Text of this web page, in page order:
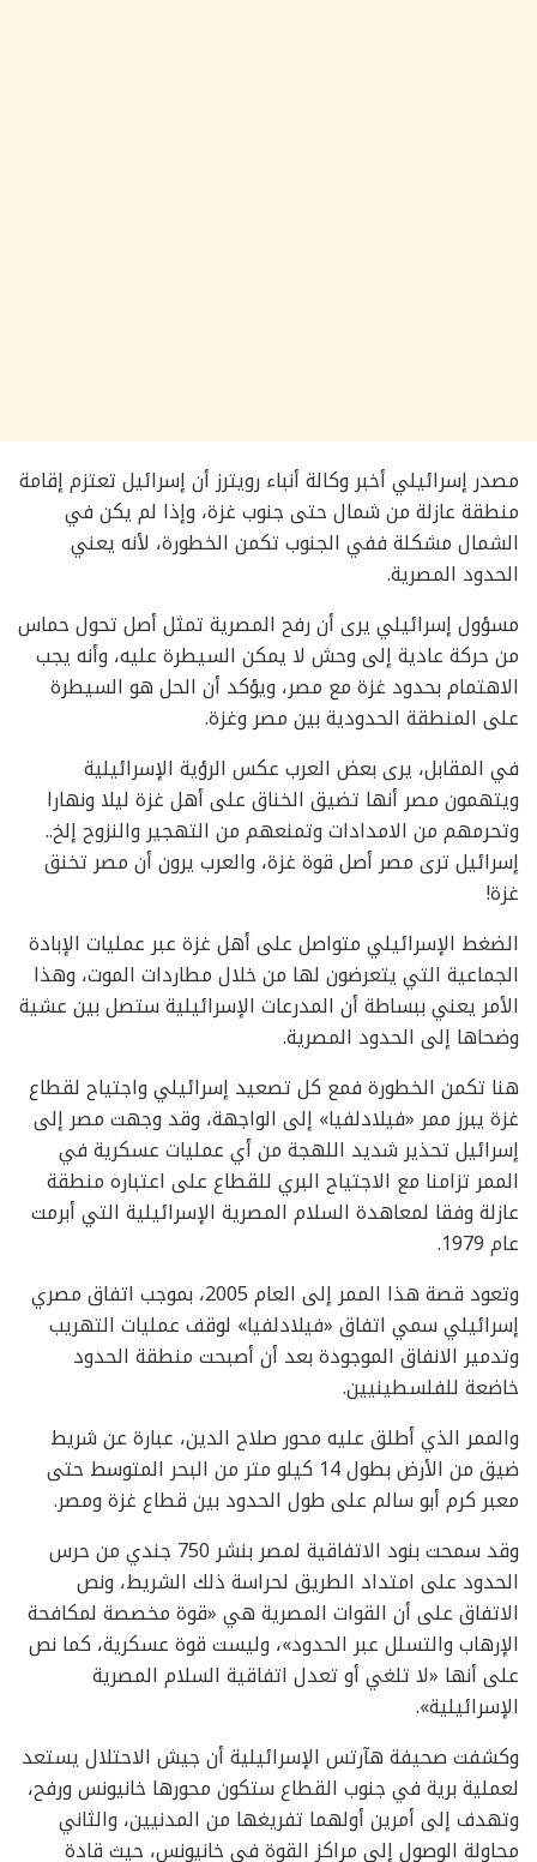
مصدر إسرائيلي أخبر وكالة أنباء رويترز أن إسرائيل تعتزم إقامة
منطقة عازلة من شمال حتى جنوب غزة، وإذا لم يكن في
الشمال مشكلة ففي الجنوب تكمن الخطورة، لأنه يعني
الحدود المصرية.
مسؤول إسرائيلي يرى أن رفح المصرية تمثل أصل تحول حماس
من حركة عادية إلى وحش لا يمكن السيطرة عليه، وأنه يجب
الاهتمام بحدود غزة مع مصر، ويؤكد أن الحل هو السيطرة
على المنطقة الحدودية بين مصر وغزة.
في المقابل، يرى بعض العرب عكس الرؤية الإسرائيلية
ويتهمون مصر أنها تضيق الخناق على أهل غزة ليلا ونهارا
وتحرمهم من الامدادات وتمنعهم من التهجير والنزوح إلخ..
إسرائيل ترى مصر أصل قوة غزة، والعرب يرون أن مصر تخنق
غزة!
الضغط الإسرائيلي متواصل على أهل غزة عبر عمليات الإبادة
الجماعية التي يتعرضون لها من خلال مطاردات الموت، وهذا
الأمر يعني ببساطة أن المدرعات الإسرائيلية ستصل بين عشية
وضحاها إلى الحدود المصرية.
هنا تكمن الخطورة فمع كل تصعيد إسرائيلي واجتياح لقطاع
غزة يبرز ممر «فيلادلفيا» إلى الواجهة، وقد وجهت مصر إلى
إسرائيل تحذير شديد اللهجة من أي عمليات عسكرية في
الممر تزامنا مع الاجتياح البري للقطاع على اعتباره منطقة
عازلة وفقا لمعاهدة السلام المصرية الإسرائيلية التي أبرمت
عام 1979.
وتعود قصة هذا الممر إلى العام 2005، بموجب اتفاق مصري
إسرائيلي سمي اتفاق «فيلادلفيا» لوقف عمليات التهريب
وتدمير الانفاق الموجودة بعد أن أصبحت منطقة الحدود
خاضعة للفلسطينيين.
والممر الذي أطلق عليه محور صلاح الدين، عبارة عن شريط
ضيق من الأرض بطول 14 كيلو متر من البحر المتوسط حتى
معبر كرم أبو سالم على طول الحدود بين قطاع غزة ومصر.
وقد سمحت بنود الاتفاقية لمصر بنشر 750 جندي من حرس
الحدود على امتداد الطريق لحراسة ذلك الشريط، ونص
الاتفاق على أن القوات المصرية هي «قوة مخصصة لمكافحة
الإرهاب والتسلل عبر الحدود»، وليست قوة عسكرية، كما نص
على أنها «لا تلغي أو تعدل اتفاقية السلام المصرية
الإسرائيلية».
وكشفت صحيفة هآرتس الإسرائيلية أن جيش الاحتلال يستعد
لعملية برية في جنوب القطاع ستكون محورها خانيونس ورفح،
وتهدف إلى أمرين أولهما تفريغها من المدنيين، والثاني
محاولة الوصول إلى مراكز القوة في خانيونس، حيث قادة